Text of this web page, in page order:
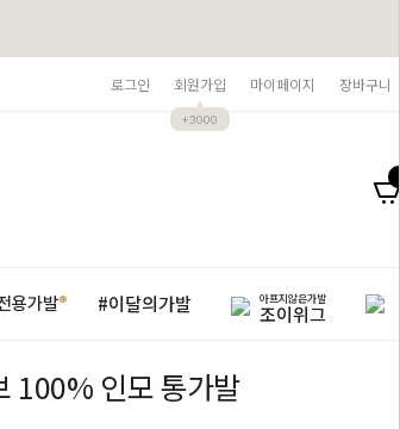
로그인 회원가입
+3000
마이페이지 장바구니
용가발 #이달의가발 아프지않은가발
조이위그
100% 인모 통가발